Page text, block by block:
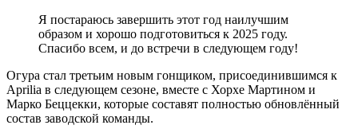
Я постараюсь завершить этот год наилучшим
образом и хорошо подготовиться к 2025 году.
Спасибо всем, и до встречи в следующем году!
Огура стал третьим новым гонщиком, присоединившимся к
Aprilia в следующем сезоне, вместе с Хорхе Мартином и
Марко Беццекки, которые составят полностью обновлённый
состав заводской команды.